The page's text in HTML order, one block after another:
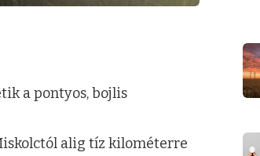
a pontyos, bojlis
alig tíz kilométerre